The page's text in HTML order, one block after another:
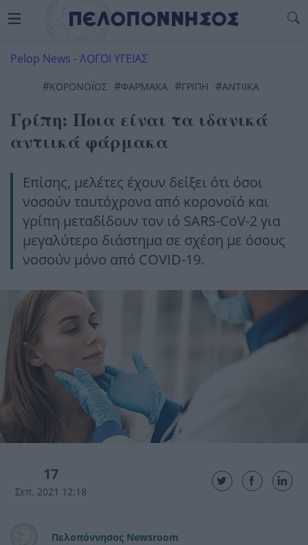
Pelop News -ΛΟΓΟΙ ΥΓΕΙΑΣ
#ΚΟΡΟΝΟΪΌΣ #ΦΑΡΜΑΚΑ #ΓΡΙΠΗ #ΑΝΤΙΙΚΑ
Γρίπη: Ποια είναι τα ιδανικά
αντιικά φάρμακα
Επίσης, μελέτες έχουν δείξει ότι όσοι
νοσούν ταυτόχρονα από κορονοϊό και
γρίπη μεταδίδουν τον ιό SARS-CoV-2 για
μεγαλύτερο διάστημα σε σχέση με όσους
νοσούν μόνο από COVID-19.
17
Σεπ. 2021 12:18
Πελοπόννησος Newsroom